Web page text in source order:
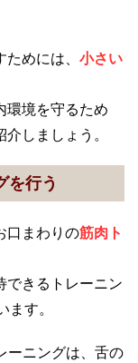
めには、 小さい
環境を守るため
しましょう。
を行う
口まわりの筋肉ト
できるトレーニン
ます。
ーニングは、舌の